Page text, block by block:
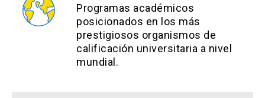
Programas académicos
posicionados en los más
prestigiosos organismos de
calificación universitaria a nivel
mundial.